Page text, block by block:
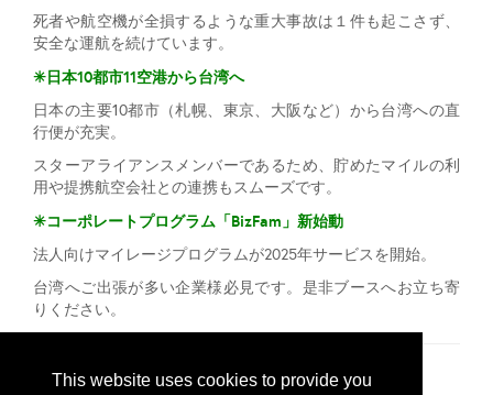
This website uses cookies to provide you
死者や航空機が全損するような重大事故は１件も起こさず、
安全な運航を続けています。
✳日本10都市11空港から台湾へ
日本の主要10都市（札幌、東京、大阪など）から台湾への直
行便が充実。
スターアライアンスメンバーであるため、貯めたマイルの利
用や提携航空会社との連携もスムーズです。
✳コーポレートプログラム「BizFam」新始動
法人向けマイレージプログラムが2025年サービスを開始。
台湾へご出張が多い企業様必見です。是非ブースへお立ち寄
りください。
プレスリリース